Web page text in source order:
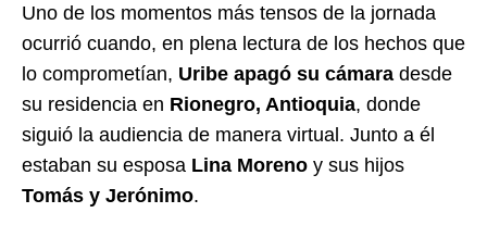
Uno de los momentos más tensos de la jornada
ocurrió cuando, en plena lectura de los hechos que
lo comprometían, Uribe apagó su cámara desde
su residencia en Rionegro, Antioquia, donde
siguió la audiencia de manera virtual. Junto a él
estaban su esposa Lina Moreno y sus hijos
Tomás y Jerónimo.